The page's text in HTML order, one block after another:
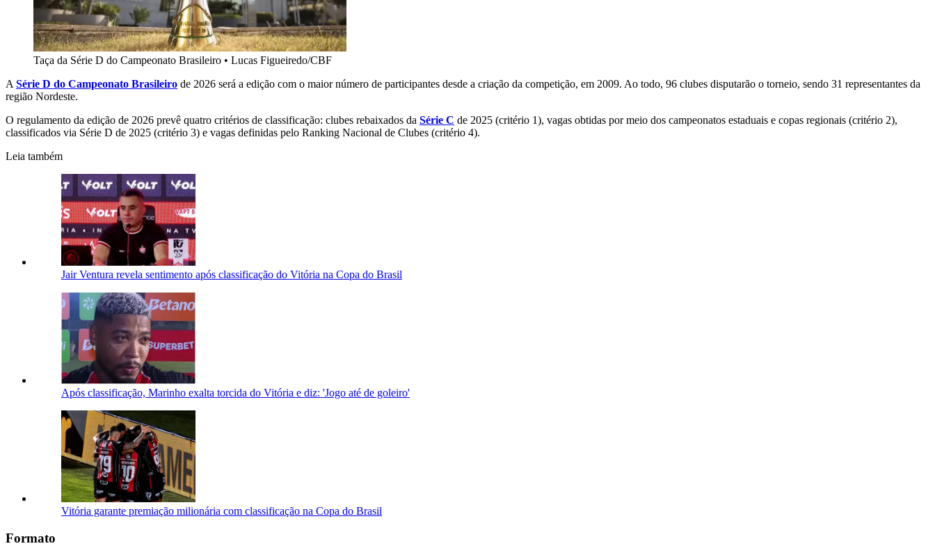
Taça da Série D do Campeonato Brasileiro • Lucas Figueiredo/CBF
A Série D do Campeonato Brasileiro de 2026 será a edição com o maior número de participantes desde a criação da competição, em 2009. Ao todo, 96 clubes disputarão o torneio, sendo 31 representantes da
região Nordeste.
O regulamento da edição de 2026 prevê quatro critérios de classificação: clubes rebaixados da Série C de 2025 (critério 1), vagas obtidas por meio dos campeonatos estaduais e copas regionais (critério 2),
classificados via Série D de 2025 (critério 3) e vagas definidas pelo Ranking Nacional de Clubes (critério 4).
Leia também
Jair Ventura revela sentimento após classificação do Vitória na Copa do Brasil
Após classificação, Marinho exalta torcida do Vitória e diz: 'Jogo até de goleiro'
Vitória garante premiação milionária com classificação na Copa do Brasil
Formato